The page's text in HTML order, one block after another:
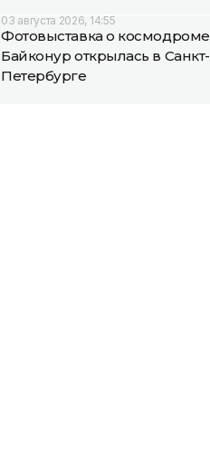
03 августа 2026, 14:55
Фотовыставка о космодроме
Байконур открылась в Санкт-
Петербурге